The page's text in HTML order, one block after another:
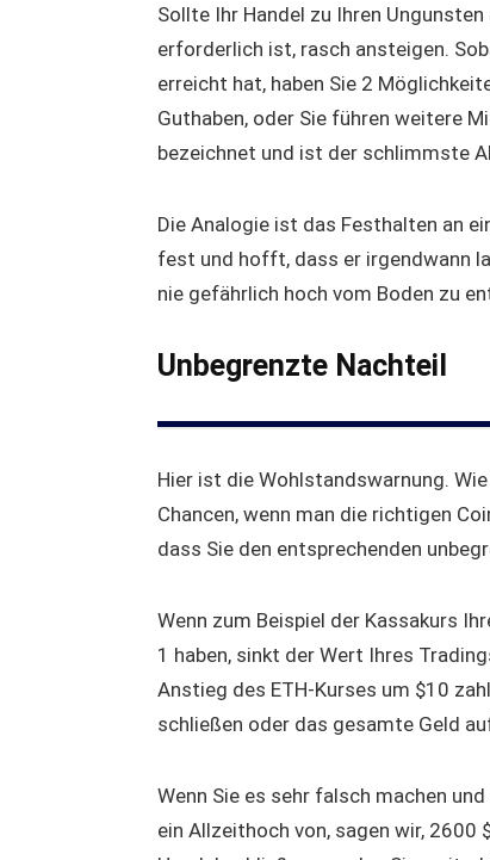
Sollte Ihr Handel zu Ihren
erforderlich ist, rasch ansteigen.
erreicht hat, haben Sie 2
Guthaben, oder Sie führen weitere
bezeichnet und ist der schlimmste
Die Analogie ist das Festhalten an
fest und hofft, dass er irgendwann
nie gefährlich hoch vom Boden zu
Unbegrenzte Nachteil
Hier ist die Wohlstandswarnung.
Chancen, wenn man die richtigen
dass Sie den entsprechenden
Wenn zum Beispiel der Kassakurs
1 haben, sinkt der Wert Ihres
Anstieg des ETH-Kurses um $10
schließen oder das gesamte Geld
Wenn Sie es sehr falsch machen
ein Allzeithoch von, sagen wir, 2600